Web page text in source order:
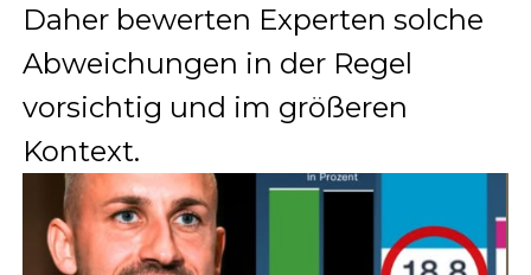
Daher bewerten Experten solche
Abweichungen in der Regel
vorsichtig und im größeren
Kontext.